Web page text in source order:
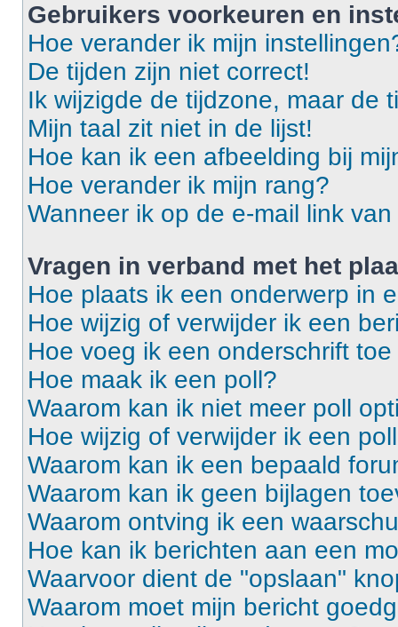
Gebruikers voorkeuren en
Hoe verander ik mijn
De tijden zijn niet correct!
Ik wijzigde de tijdzone, maar de
Mijn taal zit niet in de lijst!
Hoe kan ik een afbeelding bij
Hoe verander ik mijn rang?
Wanneer ik op de e-mail link
Vragen in verband met het
Hoe plaats ik een onderwerp in
Hoe wijzig of verwijder ik een
Hoe voeg ik een onderschrift
Hoe maak ik een poll?
Waarom kan ik niet meer poll
Hoe wijzig of verwijder ik een
Waarom kan ik een bepaald
Waarom kan ik geen bijlagen
Waarom ontving ik een
Hoe kan ik berichten aan een
Waarvoor dient de "opslaan"
Waarom moet mijn bericht